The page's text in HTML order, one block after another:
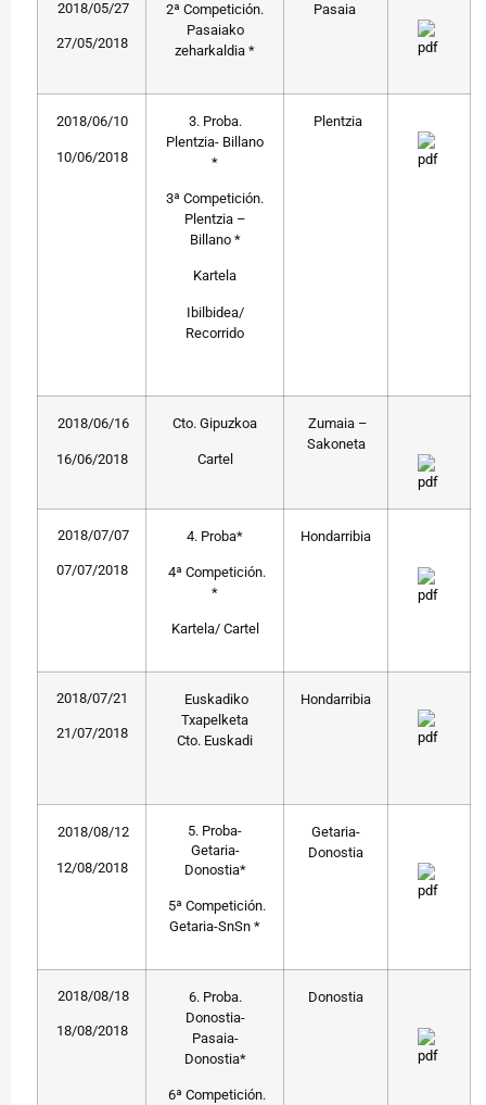
2018/05/27
27/05/2018
2ª Competición.
Pasaiako
zeharkaldia *
Pasaia
2018/06/10
10/06/2018
3. Proba.
Plentzia- Billano
*
3ª Competición.
Plentzia –
Billano *
Kartela
Ibilbidea/
Recorrido
Plentzia
2018/06/16
16/06/2018
Cto. Gipuzkoa
Cartel
Zumaia –
Sakoneta
2018/07/07
07/07/2018
4. Proba*
4ª Competición.
*
Kartela/ Cartel
Hondarribia
2018/07/21
21/07/2018
Euskadiko
Txapelketa
Cto. Euskadi
Hondarribia
2018/08/12
12/08/2018
5. Proba-
Getaria-
Donostia*
5ª Competición.
Getaria-SnSn *
Getaria-
Donostia
2018/08/18
18/08/2018
6. Proba.
Donostia-
Pasaia-
Donostia*
6ª Competición.
Donostia